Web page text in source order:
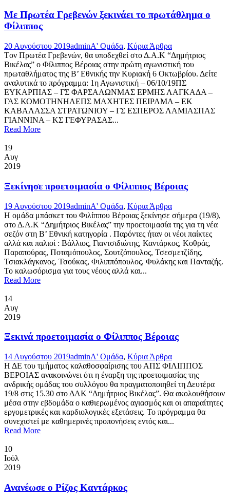
Με Πρωτέα Γρεβενών ξεκινάει το πρωτάθλημα ο
Φίλιππος
20 Αυγούστου 2019adminΑ' Ομάδα, Κύρια Άρθρα
Tον Πρωτέα Γρεβενών, θα υποδεχθεί στο Δ.Α.Κ “Δημήτριος
Βικέλας” ο Φίλιππος Βέροιας στην πρώτη αγωνιστική του
πρωταθλήματος της Β’ Εθνικής την Κυριακή 6 Οκτωβρίου. Δείτε
αναλυτικά το πρόγραμμα: 1η Αγωνιστική – 06/10/19ΠΣ
ΕΥΚΑΡΠΙΑΣ – ΓΣ ΦΑΡΣΑΛΩΝΜΑΣ ΕΡΜΗΣ ΛΑΓΚΑΔΑ –
ΓΑΣ ΚΟΜΟΤΗΝΗΑΕΠΣ ΜΑΧΗΤΕΣ ΠΕΙΡΑΜΑ – ΕΚ
ΚΑΒΑΛΑΣΣΑ ΣΤΡΑΤΩΝΙΟΥ – ΓΣ ΕΣΠΕΡΟΣ ΛΑΜΙΑΣΠΑΣ
ΓΙΑΝΝΙΝΑ – ΚΣ ΓΕΦΥΡΑΣΑΣ...
Read More
19
Αυγ
2019
Ξεκίνησε προετοιμασία ο Φίλιππος Βέροιας
19 Αυγούστου 2019adminΑ' Ομάδα, Κύρια Άρθρα
Η ομάδα μπάσκετ του Φιλίππου Βέροιας ξεκίνησε σήμερα (19/8),
στο Δ.Α.Κ “Δημήτριος Βικέλας” την προετοιμασία της για τη νέα
σεζόν στη Β’ Εθνική κατηγορία . Παρόντες ήταν οι νέοι παίκτες
αλλά και παλιοί : Βάλλιος, Γιαντσιδιώτης, Καντάρκος, Κοθράς,
Παραπούρας, Ποταμόπουλος, Σουτζόπουλος, Τσεσμετζίδης,
Τσιακλάγκανος, Τσούκας, Φιλιππόπουλος, Φυλάκης και Πανταζής.
Το καλωσόρισμα για τους νέους αλλά και...
Read More
14
Αυγ
2019
Ξεκινά προετοιμασία ο Φίλιππος Βέροιας
14 Αυγούστου 2019adminΑ' Ομάδα, Κύρια Άρθρα
Η ΔΕ του τμήματος καλαθοσφαίρισης του ΑΠΣ ΦΙΛΙΠΠΟΣ
ΒΕΡΟΙΑΣ ανακοινώνει ότι η έναρξη της προετοιμασίας της
ανδρικής ομάδας του συλλόγου θα πραγματοποιηθεί τη Δευτέρα
19/8 στις 15.30 στο ΔΑΚ “Δημήτριος Βικέλας”. Θα ακολουθήσουν
μέσα στην εβδομάδα ο καθιερωμένος αγιασμός και οι απαραίτητες
εργομετρικές και καρδιολογικές εξετάσεις. Το πρόγραμμα θα
συνεχιστεί με καθημερινές προπονήσεις εντός και...
Read More
10
Ιούλ
2019
Ανανέωσε ο Ρίζος Καντάρκος